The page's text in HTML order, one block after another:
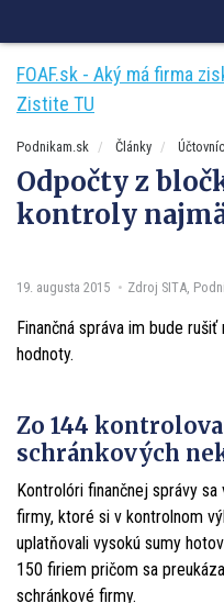
FOAF.sk - Aký má firma
Zistite TU
Podnikam.sk Články
Odpočty z
kontroly
19. augusta 2015 Zdroj SITA,
Finančná správa im bude
hodnoty.
Zo 144
schránkových
Kontrolóri finančnej správy
firmy, ktoré si v kontrolnom
uplatňovali vysokú sumy
150 firiem pričom sa
schránkové firmy.